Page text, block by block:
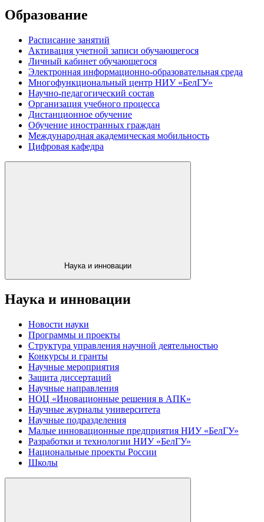
Образование
Расписание занятий
Активация учетной записи обучающегося
Личный кабинет обучающегося
Электронная информационно-образовательная среда
Многофункциональный центр НИУ «БелГУ»
Научно-педагогический состав
Организация учебного процесса
Дистанционное обучение
Обучение иностранных граждан
Международная академическая мобильность
Цифровая кафедра
Наука и инновации
Наука и инновации
Новости науки
Программы и проекты
Структура управления научной деятельностью
Конкурсы и гранты
Научные мероприятия
Защита диссертаций
Научные направления
НОЦ «Иновационные решения в АПК»
Научные журналы университета
Научные подразделения
Малые инновационные предприятия НИУ «БелГУ»
Разработки и технологии НИУ «БелГУ»
Национальные проекты России
Школы